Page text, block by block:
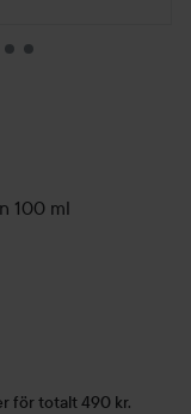
100 ml
för totalt 490 kr.